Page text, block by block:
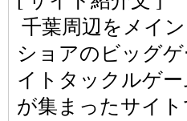
千葉周辺をメイ
ショアのビッグ
イトタックルゲ
が集まったサイト